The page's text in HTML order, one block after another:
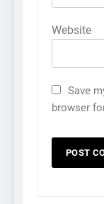
Website
Save
browser